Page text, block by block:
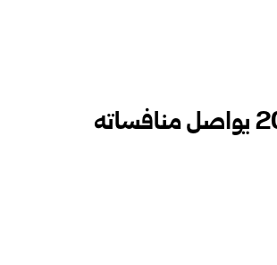
الأولمبياد العلمي للصغار واليافعين 2026 يواصل ‏منافساته